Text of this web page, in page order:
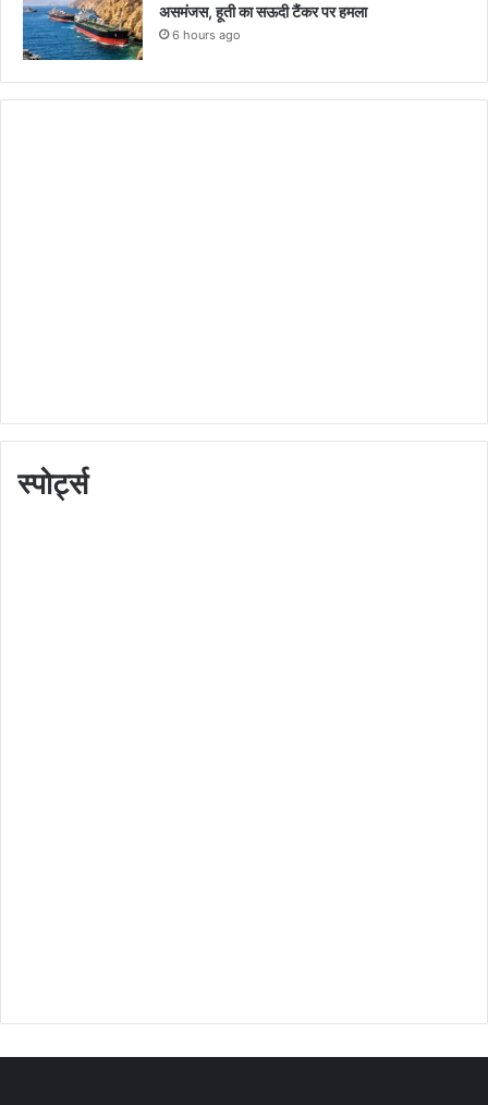
असमंजस, हूती का सऊदी टैंकर पर हमला
6 hours ago
स्पोर्ट्स